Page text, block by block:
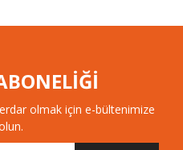
olmak için e-bültenimize